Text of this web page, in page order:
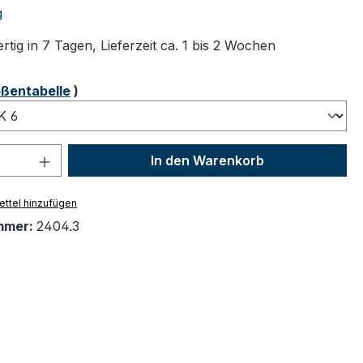
Bewertung von 5 von 5 Sternen
in 7 Tagen, Lieferzeit ca. 1 bis 2 Wochen
)
Anzahl: Gib den gewünschten Wert
In den Warenkorb
hinzufügen
2404.3